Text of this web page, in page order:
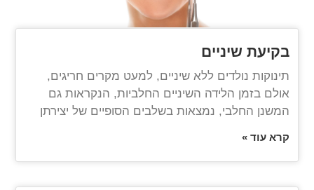
בקיעת שיניים
תינוקות נולדים ללא שיניים, למעט מקרים חריגים,
אולם בזמן הלידה השיניים החלביות, הנקראות גם
המשנן החלבי, נמצאות בשלבים הסופיים של יצירתן
קרא עוד »